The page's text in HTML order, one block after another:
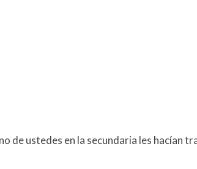
de ustedes en la secundaria les hacían